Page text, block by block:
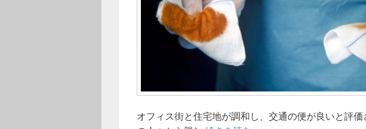
オフィス街と住宅地が調和し、交通の便が良いと評